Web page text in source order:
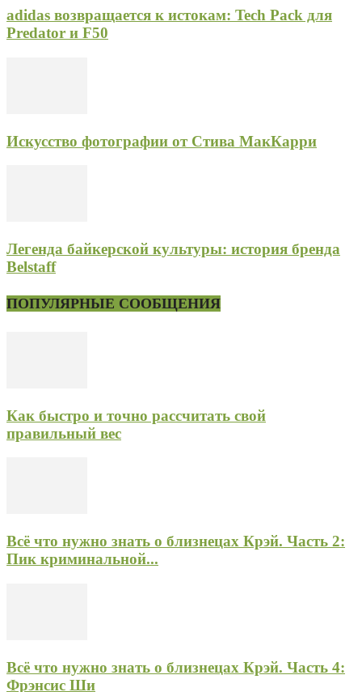
adidas возвращается к истокам: Tech Pack для
Predator и F50
Искусство фотографии от Стива МакКарри
Легенда байкерской культуры: история бренда
Belstaff
ПОПУЛЯРНЫЕ СООБЩЕНИЯ
Как быстро и точно рассчитать свой
правильный вес
Всё что нужно знать о близнецах Крэй. Часть 2:
Пик криминальной...
Всё что нужно знать о близнецах Крэй. Часть 4:
Фрэнсис Ши